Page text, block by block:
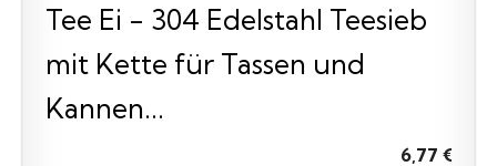
Tee Ei - 304 Edelstahl Teesieb
mit Kette für Tassen und
Kannen...
6,77 €